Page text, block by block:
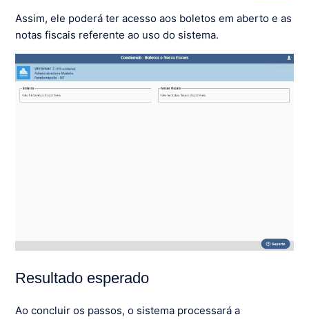
Assim, ele poderá ter acesso aos boletos em aberto e as
notas fiscais referente ao uso do sistema.
Resultado esperado
Ao concluir os passos, o sistema processará a